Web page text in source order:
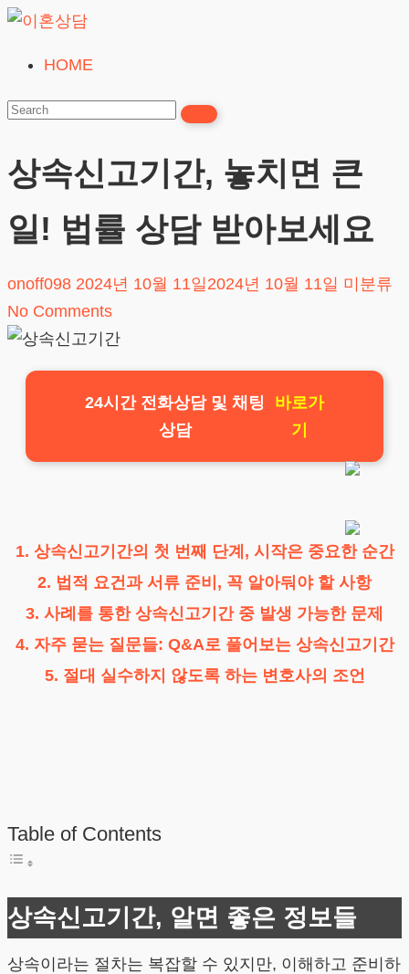
Skip
content
혼
담
24시간365일
HOME
상속신고기간, 놓치면 큰
일! 법률 상담 받아보세요
onoff098 2024년 10월 11일 2024년 10월 11일 미분류
No Comments
24시간 전화상담 및 채팅
상담
바로가
기
1. 상속신고기간의 첫 번째 단계, 시작은 중요한 순간
2. 법적 요건과 서류 준비, 꼭 알아둬야 할 사항
3. 사례를 통한 상속신고기간 중 발생 가능한 문제
4. 자주 묻는 질문들: Q&A로 풀어보는 상속신고기간
5. 절대 실수하지 않도록 하는 변호사의 조언
Table of Contents
상속신고기간, 알면 좋은 정보들
상속이라는 절차는 복잡할 수 있지만, 이해하고 준비하